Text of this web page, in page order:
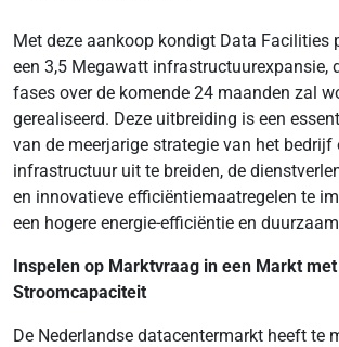
Met deze aankoop kondigt Data Facilities
een 3,5 Megawatt infrastructuurexpansie,
fases over de komende 24 maanden zal
gerealiseerd. Deze uitbreiding is een
van de meerjarige strategie van het bedrijf
infrastructuur uit te breiden, de
en innovatieve efficiëntiemaatregelen te
een hogere energie-efficiëntie en
Inspelen op Marktvraag in een Markt
Stroomcapaciteit
De Nederlandse datacentermarkt heeft te